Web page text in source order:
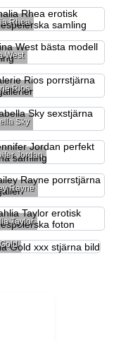
Rhea
West
Rios
Sky
Jordan
Rayne
Taylor